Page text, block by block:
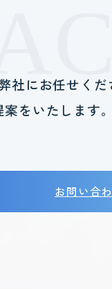
社にお任せくだ
案をいたします
お問い合